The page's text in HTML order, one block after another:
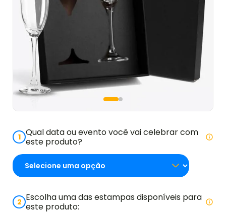
1 Qual data ou evento você vai celebrar com
este produto?
2 Escolha uma das estampas disponíveis para
este produto: